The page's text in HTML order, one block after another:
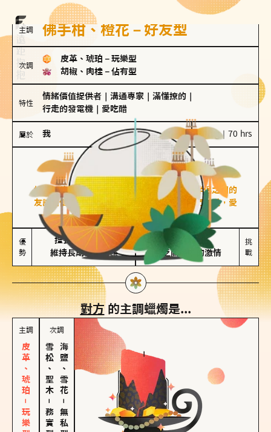
主調 佛手柑、橙花－好友型
次調
皮革、琥珀 － 玩樂型
胡椒、肉桂 － 佔有型
特性
情緒價值提供者 溝通專家 滿懂撩的
行走的發電機
愛吃醋
屬於 我 100 g｜70 hrs
好友型
佛手柑、橙花
好友型的人喜歡分享生活中的點滴，重視與伴侶之間的
友誼和信任，穩定感是重要的關鍵詞。對他們來說，愛
情是心靈深處的共鳴和理解。
優
勢
擅長聆聽與溝通
維持長期穩定關係
不喜歡變化
缺乏關係中的激情
挑
戰
對方的主調蠟燭是...
主調
皮革、琥珀－玩樂型
次調
雪松、聖木
－
務實型
海鹽、雪花
－
無私型